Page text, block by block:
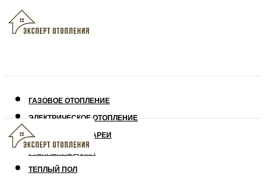
ГАЗОВОЕ ОТОПЛЕНИЕ
ЭЛЕКТРИЧЕСКОЕ ОТОПЛЕНИЕ
СОЛНЕЧНЫЕ БАТАРЕИ
УТЕПЛЕНИЕ ДОМА
ТЕПЛЫЙ ПОЛ